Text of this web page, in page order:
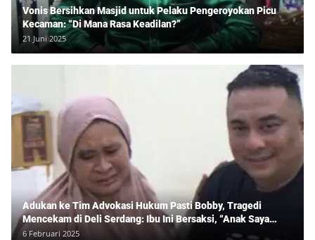
Vonis Bersihkan Masjid untuk Pelaku Pengeroyokan Picu
Kecaman: “Di Mana Rasa Keadilan?”
21 Juni 2025
Adukan ke Tim Advokasi Hukum Pasti Bobby, Tragedi
Mencekam di Deli Serdang: Ibu Ini Bersaksi, “Anak Saya
Ditangkap Tanpa Bukti dan Bukan Bandar Narkoba!”
6 Februari 2025